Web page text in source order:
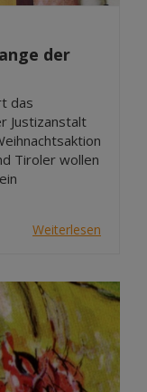
der
das
Justizanstalt
Tiroler wollen
Weiterlesen